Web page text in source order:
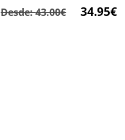
Desde:43.00€ 34.95€